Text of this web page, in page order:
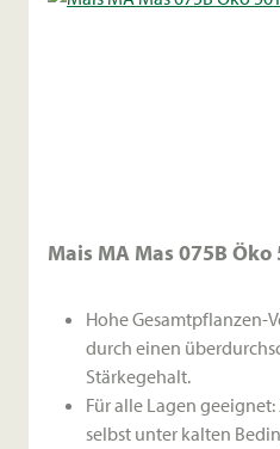
Mais MA Mas 075B Öko
Hohe Gesamtpflanzen-
durch einen
Stärkegehalt.
Für alle Lagen
selbst unter kalten